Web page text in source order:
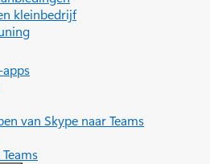
kleinbedrijf
van Skype naar Teams